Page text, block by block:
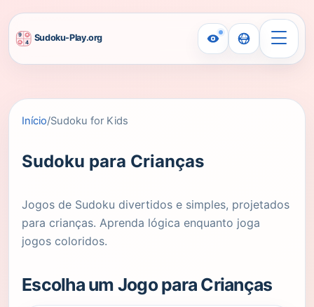
Início/Sudoku for Kids
Sudoku para Crianças
Jogos de Sudoku divertidos e simples, projetados
para crianças. Aprenda lógica enquanto joga
jogos coloridos.
Escolha um Jogo para Crianças